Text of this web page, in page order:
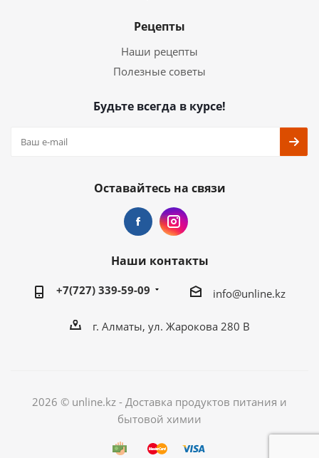
Рецепты
Наши рецепты
Полезные советы
Будьте всегда в курсе!
Оставайтесь на связи
Наши контакты
+7(727) 339-59-09 info@unline.kz
г. Алматы, ул. Жарокова 280 В
2026 © unline.kz - Доставка продуктов питания и
бытовой химии